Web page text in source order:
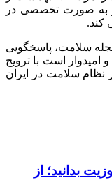
به صورت تخصصی در
کند.
سلامت، پاسخگویی
امیدوار است با ترویج
سلامت در ایران
بدانید؛ از